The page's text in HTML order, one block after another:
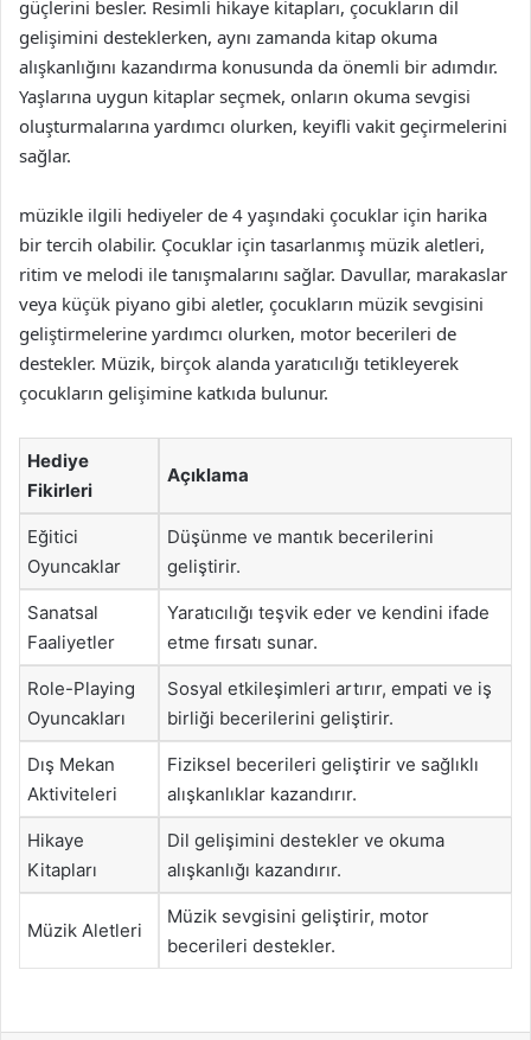
güçlerini besler. Resimli hikaye kitapları, çocukların dil
gelişimini desteklerken, aynı zamanda kitap okuma
alışkanlığını kazandırma konusunda da önemli bir adımdır.
Yaşlarına uygun kitaplar seçmek, onların okuma sevgisi
oluşturmalarına yardımcı olurken, keyifli vakit geçirmelerini
sağlar.
müzikle ilgili hediyeler de 4 yaşındaki çocuklar için harika
bir tercih olabilir. Çocuklar için tasarlanmış müzik aletleri,
ritim ve melodi ile tanışmalarını sağlar. Davullar, marakaslar
veya küçük piyano gibi aletler, çocukların müzik sevgisini
geliştirmelerine yardımcı olurken, motor becerileri de
destekler. Müzik, birçok alanda yaratıcılığı tetikleyerek
çocukların gelişimine katkıda bulunur.
Hediye
Fikirleri
Açıklama
Eğitici
Oyuncaklar
Düşünme ve mantık becerilerini
geliştirir.
Sanatsal
Faaliyetler
Yaratıcılığı teşvik eder ve kendini ifade
etme fırsatı sunar.
Role-Playing
Oyuncakları
Sosyal etkileşimleri artırır, empati ve iş
birliği becerilerini geliştirir.
Dış Mekan
Aktiviteleri
Fiziksel becerileri geliştirir ve sağlıklı
alışkanlıklar kazandırır.
Hikaye
Kitapları
Dil gelişimini destekler ve okuma
alışkanlığı kazandırır.
Müzik Aletleri
Müzik sevgisini geliştirir, motor
becerileri destekler.